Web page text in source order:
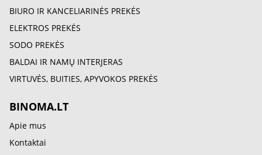
BIURO IR KANCELIARINĖS PREKĖS
ELEKTROS PREKĖS
SODO PREKĖS
BALDAI IR NAMŲ INTERJERAS
VIRTUVĖS, BUITIES, APYVOKOS PREKĖS
BINOMA.LT
Apie mus
Kontaktai